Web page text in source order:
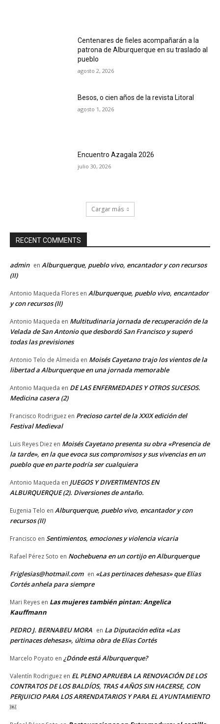
Centenares de fieles acompañarán a la
patrona de Alburquerque en su traslado al
pueblo
agosto 2, 2026
Besos, o cien años de la revista Litoral
agosto 1, 2026
Encuentro Azagala 2026
julio 30, 2026
Cargar más
RECENT COMMENTS
admin en Alburquerque, pueblo vivo, encantador y con recursos
(II)
Antonio Maqueda Flores en Alburquerque, pueblo vivo, encantador
y con recursos (II)
Antonio Maqueda en Multitudinaria jornada de recuperación de la
Velada de San Antonio que desbordó San Francisco y superó
todas las previsiones
Antonio Telo de Almeida en Moisés Cayetano trajo los vientos de la
libertad a Alburquerque en una jornada memorable
Antonio Maqueda en DE LAS ENFERMEDADES Y OTROS SUCESOS.
Medicina casera (2)
Francisco Rodriguez en Precioso cartel de la XXIX edición del
Festival Medieval
Luis Reyes Diez en Moisés Cayetano presenta su obra «Presencia de
la tarde», en la que evoca sus compromisos y sus vivencias en un
pueblo que en parte podría ser cualquiera
Antonio Maqueda en JUEGOS Y DIVERTIMENTOS EN
ALBURQUERQUE (2). Diversiones de antaño.
Eugenia Telo en Alburquerque, pueblo vivo, encantador y con
recursos (II)
Francisco en Sentimientos, emociones y violencia vicaria
Rafael Pérez Soto en Nochebuena en un cortijo en Alburquerque
Friglesias@hotmail.com en «Las pertinaces dehesas» que Elías
Cortés anhela para siempre
Mari Reyes en Las mujeres también pintan: Angelica
Kauffmann
PEDRO J. BERNABEU MORA en La Diputación edita «Las
pertinaces dehesas», última obra de Elías Cortés
Marcelo Poyato en ¿Dónde está Alburquerque?
Valentín Rodriguez en EL PLENO APRUEBA LA RENOVACIÓN DE LOS
CONTRATOS DE LOS BALDÍOS, TRAS 4 AÑOS SIN HACERSE, CON
PERJUICIO PARA LOS ARRENDATARIOS Y PARA EL AYUNTAMIENTO
￼